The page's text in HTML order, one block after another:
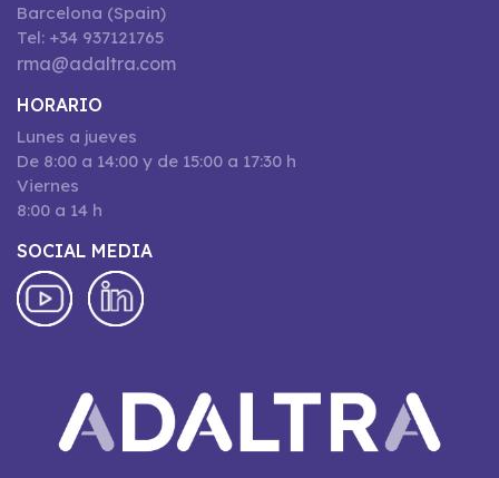
Barcelona (Spain)
Tel: +34 937121765
rma@adaltra.com
HORARIO
Lunes a jueves
De 8:00 a 14:00 y de 15:00 a 17:30 h
Viernes
8:00 a 14 h
SOCIAL MEDIA